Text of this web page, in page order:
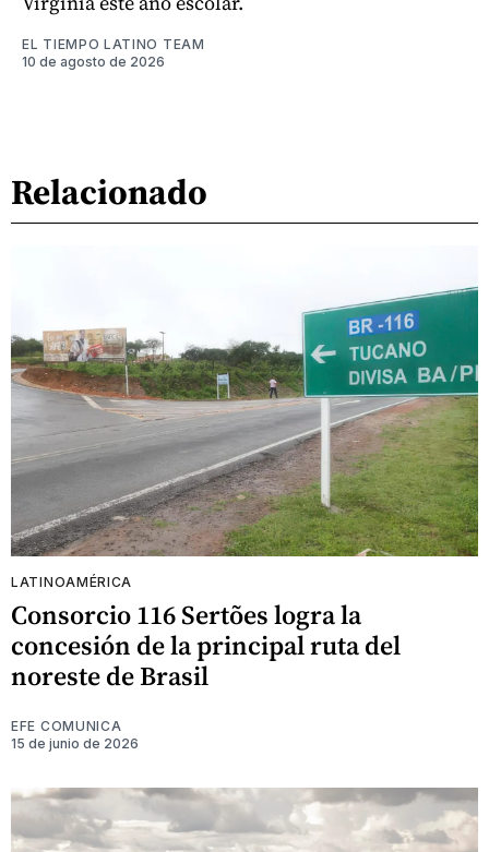
EL TIEMPO LATINO TEAM
10 de agosto de 2026
Relacionado
LATINOAMÉRICA
Consorcio 116 Sertões logra la
concesión de la principal ruta del
noreste de Brasil
EFE COMUNICA
15 de junio de 2026